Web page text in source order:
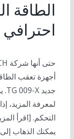
الطاقة
احترافي
أجهزة تعقب
جديد TG 009-X. يمكنك الذهاب لمشاهدة
لمعرفة المزيد،
التحكم. [اقرأ
يمكنك الذهاب إلى